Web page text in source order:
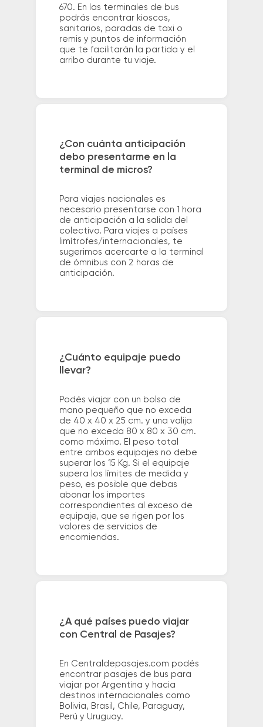
670. En las terminales de bus
podrás encontrar kioscos,
sanitarios, paradas de taxi o
remis y puntos de información
que te facilitarán la partida y el
arribo durante tu viaje.
¿Con cuánta anticipación
debo presentarme en la
terminal de micros?
Para viajes nacionales es
necesario presentarse con 1 hora
de anticipación a la salida del
colectivo. Para viajes a países
limítrofes/internacionales, te
sugerimos acercarte a la terminal
de ómnibus con 2 horas de
anticipación.
¿Cuánto equipaje puedo
llevar?
Podés viajar con un bolso de
mano pequeño que no exceda
de 40 x 40 x 25 cm. y una valija
que no exceda 80 x 80 x 30 cm.
como máximo. El peso total
entre ambos equipajes no debe
superar los 15 Kg. Si el equipaje
supera los límites de medida y
peso, es posible que debas
abonar los importes
correspondientes al exceso de
equipaje, que se rigen por los
valores de servicios de
encomiendas.
¿A qué países puedo viajar
con Central de Pasajes?
En Centraldepasajes.com podés
encontrar pasajes de bus para
viajar por Argentina y hacia
destinos internacionales como
Bolivia, Brasil, Chile, Paraguay,
Perú y Uruguay.